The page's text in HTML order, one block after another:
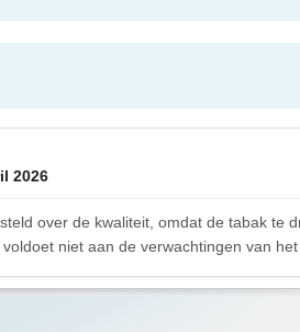
2026
over de kwaliteit, omdat de tabak te
niet aan de verwachtingen van het